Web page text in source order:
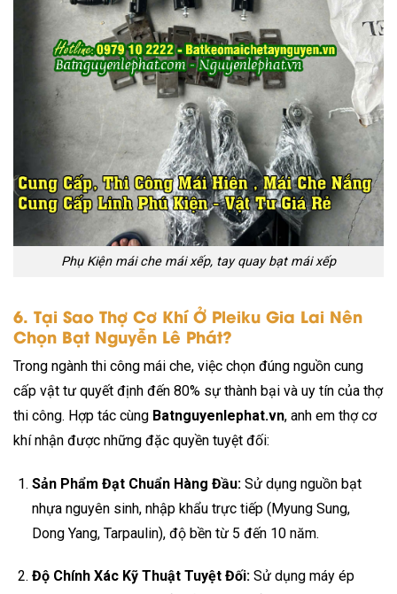
Phụ Kiện mái che mái xếp, tay quay bạt mái xếp
6. Tại Sao Thợ Cơ Khí Ở Pleiku Gia Lai Nên
Chọn Bạt Nguyễn Lê Phát?
Trong ngành thi công mái che, việc chọn đúng nguồn cung
cấp vật tư quyết định đến 80% sự thành bại và uy tín của thợ
thi công. Hợp tác cùng Batnguyenlephat.vn, anh em thợ cơ
khí nhận được những đặc quyền tuyệt đối:
Sản Phẩm Đạt Chuẩn Hàng Đầu:Sử dụng nguồn bạt
nhựa nguyên sinh, nhập khẩu trực tiếp (Myung Sung,
Dong Yang, Tarpaulin), độ bền từ 5 đến 10 năm.
Độ Chính Xác Kỹ Thuật Tuyệt Đối:Sử dụng máy ép